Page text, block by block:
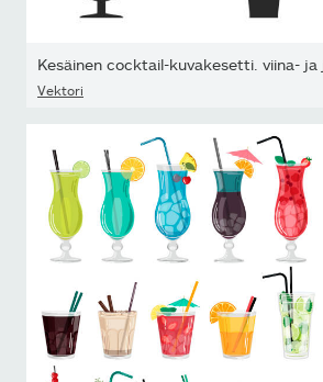
Kesäinen cocktail-kuvakesetti. viina- ja
Vektori